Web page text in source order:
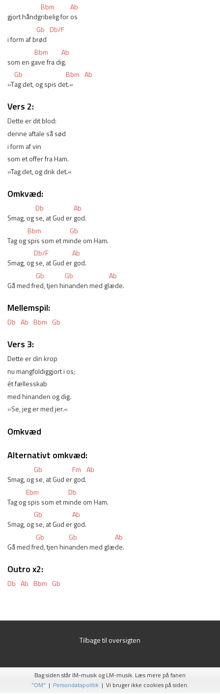
Bbm
Ab
gjort håndgribelig for os
Gb Db/F
i form af brød
Bbm
Ab
som en gave fra dig.
Gb
Bbm Ab
»Tag det, og spis det.«
Vers 2:
Dette er dit blod:
denne aftale så sød
i form af vin
som et offer fra Ham.
»Tag det, og drik det.«
Omkvæd:
Db
Ab
Smag, og se, at Gud er god.
Bbm
Gb
Tag og spis som et minde om Ham.
Db/F
Ab
Smag, og se, at Gud er god.
Gb
Gb
Ab
Gå med fred, tjen hinanden med glæde.
Mellemspil:
Db Ab Bbm Gb
Vers 3:
Dette er din krop
nu mangfoldiggjort i os;
ét fællesskab
med hinanden og dig.
»Se, jeg er med jer.«
Omkvæd
Alternativt omkvæd:
Gb Fm Ab
Smag, og se, at Gud er god.
Ebm
Db
Tag og spis som et minde om Ham.
Gb
Ab
Smag, og se, at Gud er god.
Gb
Gb
Ab
Gå med fred, tjen hinanden med glæde.
Outro x2:
Db Ab Bbm Gb
Tilbage til oversigten
Bag siden står IM-musik og LM-musik. Læs mere på fanen
"OM" | Persondatapolitik | Vi bruger ikke cookies på siden.